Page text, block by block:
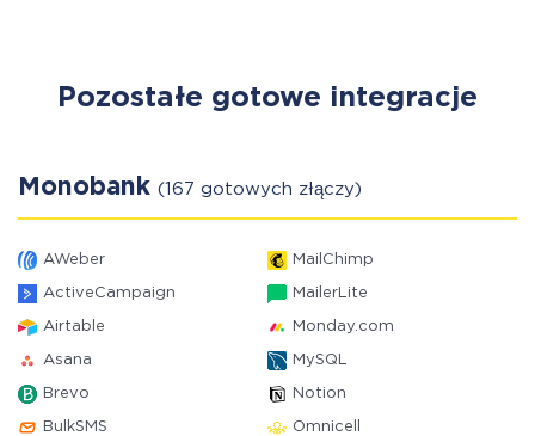
Pozostałe gotowe integracje
Monobank (167 gotowych złączy)
AWeber MailChimp
ActiveCampaign MailerLite
Airtable Monday.com
Asana MySQL
Brevo Notion
BulkSMS Omnicell